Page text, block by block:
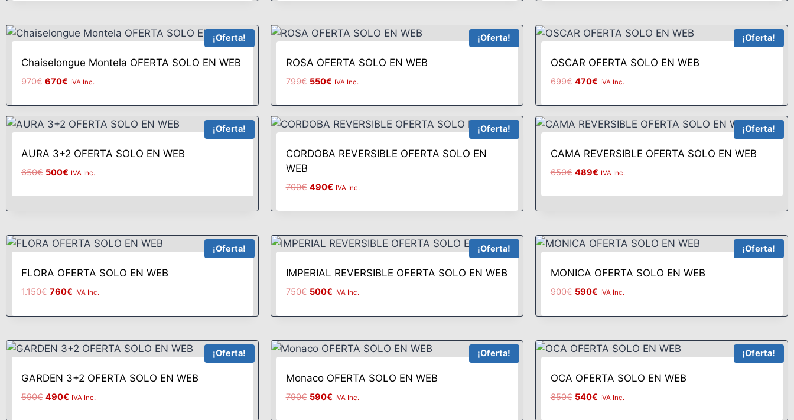
¡Oferta!
Chaiselongue Montela OFERTA SOLO EN WEB
970€ 670€ IVA Inc.
¡Oferta!
ROSA OFERTA SOLO EN WEB
799€ 550€ IVA Inc.
¡Oferta!
OSCAR OFERTA SOLO EN WEB
699€ 470€ IVA Inc.
¡Oferta!
AURA 3+2 OFERTA SOLO EN WEB
650€ 500€ IVA Inc.
¡Oferta!
CORDOBA REVERSIBLE OFERTA SOLO EN
WEB
700€ 490€ IVA Inc.
¡Oferta!
CAMA REVERSIBLE OFERTA SOLO EN WEB
650€ 489€ IVA Inc.
¡Oferta!
FLORA OFERTA SOLO EN WEB
1.150€ 760€ IVA Inc.
¡Oferta!
IMPERIAL REVERSIBLE OFERTA SOLO EN WEB
750€ 500€ IVA Inc.
¡Oferta!
MONICA OFERTA SOLO EN WEB
900€ 590€ IVA Inc.
¡Oferta!
GARDEN 3+2 OFERTA SOLO EN WEB
590€ 490€ IVA Inc.
¡Oferta!
Monaco OFERTA SOLO EN WEB
790€ 590€ IVA Inc.
¡Oferta!
OCA OFERTA SOLO EN WEB
850€ 540€ IVA Inc.